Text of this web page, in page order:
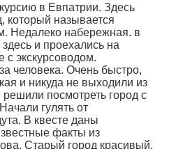
в Евпатрии. Здесь
который называется
Недалеко набережная. в
и проехались на
с экскурсоводом.
человека. Очень быстро,
и никуда не выходили из
посмотреть город с
гулять от
В квесте даны
факты из
Старый город красивый,